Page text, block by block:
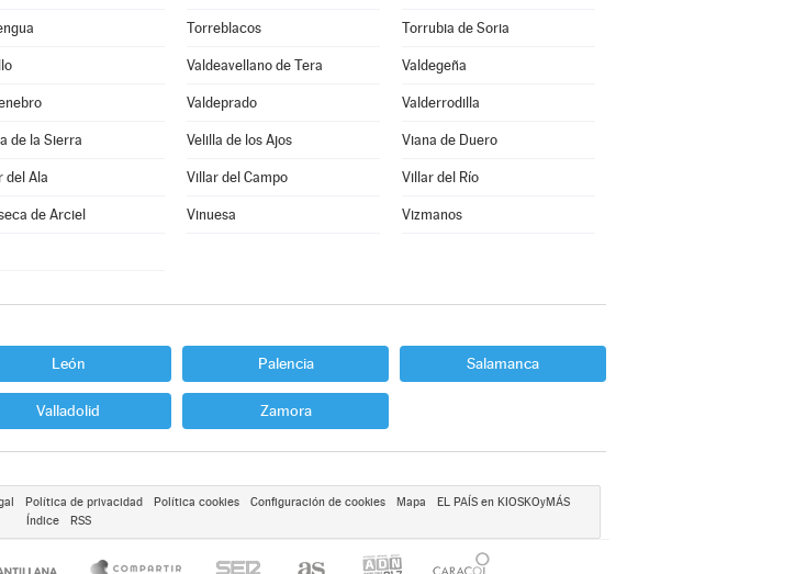
Torreblacos Torrubia de Soria
Valdeavellano de Tera Valdegeña
Valdeprado Valderrodilla
de la Sierra Velilla de los Ajos Viana de Duero
del Ala Villar del Campo Villar del Río
de Arciel Vinuesa Vizmanos
León Palencia Salamanca
Valladolid Zamora
Política de privacidad Política cookies Configuración de cookies Mapa
EL PAÍS en KIOSKOyMÁS
Índice
RSS